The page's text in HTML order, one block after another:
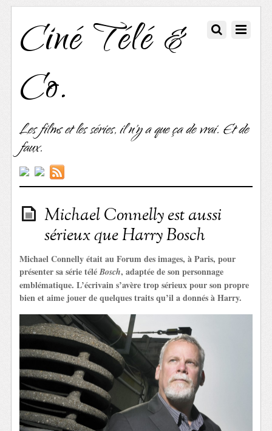
Ciné Télé &
Co.
Les films et les séries, il n'y a que ça de vrai. Et de
faux.
Michael Connelly est aussi
sérieux que Harry Bosch
Michael Connelly était au Forum des images, à Paris, pour
présenter sa série téléBosch, adaptée de son personnage
emblématique. L’écrivain s’avère trop sérieux pour son propre
bien et aime jouer de quelques traits qu’il a donnés à Harry.